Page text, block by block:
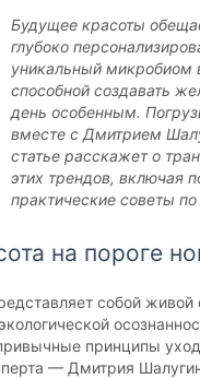
Будущее красоты
глубоко
уникальный
способной создавать
день особенным.
вместе с Дмитрием
статье расскажет о
этих трендов, включая
практические советы
на пороге
собой
принципы
— Дмитрия